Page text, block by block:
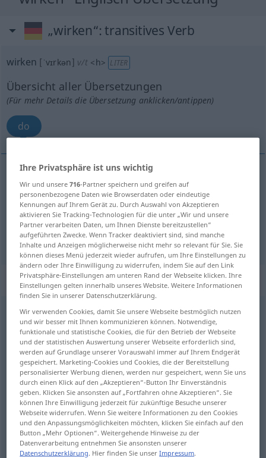
„wirken“: transitives Verb
wirken [ˈvɪrkən] v/t <h> LITER
Übersicht aller Übersetzungen
(Für mehr Details die Übersetzung anklicken/antippen)
do
wirkentun, schaffen
wirken → siehe „Wunder“
„wirken“: intransitives Verb
wirken [ˈvɪrkən]v/i
Übersicht aller Übersetzungen
(Für mehr Details die Übersetzung anklicken/antippen)
work take effect, work
have influence act, have an effect
act, operate
Ihre Privatsphäre ist uns wichtig
Wir und unsere716-Partner speichern und greifen auf
personenbezogene Daten wie Browserdaten oder eindeutige
Kennungen auf Ihrem Gerät zu. Durch Auswahl von Akzeptieren
aktivieren Sie Tracking-Technologien für die unter „Wir und unsere
Partner verarbeiten Daten, um Ihnen Dienste bereitzustellen“
aufgeführten Zwecke. Wenn Tracker deaktiviert sind, sind manche
Inhalte und Anzeigen möglicherweise nicht mehr so relevant für Sie. Sie
können dieses Menü jederzeit wieder aufrufen, um Ihre Einstellungen zu
ändern oder Ihre Einwilligung zu widerrufen, indem Sie auf den Link
Privatsphäre-Einstellungen am unteren Rand der Webseite klicken. Ihre
Einstellungen gelten innerhalb unseres Website. Weitere Informationen
finden Sie in unserer Datenschutzerklärung.
Wir verwenden Cookies, damit Sie unsere Webseite bestmöglich nutzen
und wir besser mit Ihnen kommunizieren können. Notwendige,
funktionale und statistische Cookies, die für den Betrieb der Webseite
und der statistischen Auswertung unserer Webseite erforderlich sind,
werden auf Grundlage unserer Vorauswahl immer auf Ihrem Endgerät
gespeichert. Marketing-Cookies und Cookies, die der Bereitstellung
personalisierter Werbung dienen, werden nur gespeichert, wenn Sie uns
durch einen Klick auf den „Akzeptieren“-Button Ihr Einverständnis
geben. Klicken Sie ansonsten auf „Fortfahren ohne Akzeptieren“. Sie
können Ihre Einwilligung jederzeit für zukünftige Besuche unserer
Webseite widerrufen. Wenn Sie weitere Informationen zu den Cookies
und den Anpassungsmöglichkeiten möchten, klicken Sie einfach auf den
Button „Mehr Optionen“. Weitergehende Hinweise zu der
Datenverarbeitung entnehmen Sie ansonsten unserer
Datenschutzerklärung. Hier finden Sie unserImpressum.